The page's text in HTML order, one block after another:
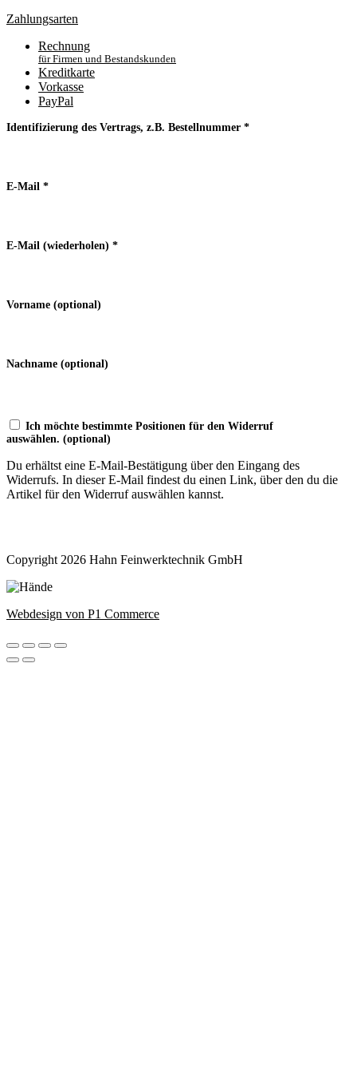
Zahlungsarten
Rechnung
für Firmen und Bestandskunden
Kreditkarte
Vorkasse
PayPal
Identifizierung des Vertrags, z.B. Bestellnummer *
E-Mail *
E-Mail (wiederholen) *
Vorname (optional)
Nachname (optional)
Ich möchte bestimmte Positionen für den Widerruf
auswählen. (optional)
Du erhältst eine E-Mail-Bestätigung über den Eingang des
Widerrufs. In dieser E-Mail findest du einen Link, über den du die
Artikel für den Widerruf auswählen kannst.
Copyright 2026 Hahn Feinwerktechnik GmbH
Webdesign von P1 Commerce